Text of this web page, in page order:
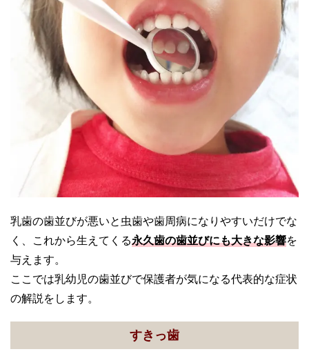
乳歯の歯並びが悪いと虫歯や歯周病になりやすいだけでな
く、これから生えてくる永久歯の歯並びにも大きな影響を
与えます。
ここでは乳幼児の歯並びで保護者が気になる代表的な症状
の解説をします。
すきっ歯